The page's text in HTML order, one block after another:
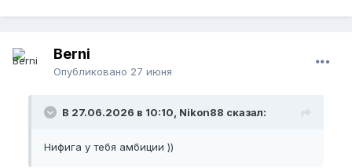
Berni
Опубликовано 27 июня
В 27.06.2026 в 10:10, Nikon88 сказал:
Нифига у тебя амбиции ))